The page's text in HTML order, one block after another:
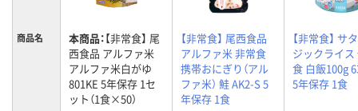
商品名 本商品：【非常食】 尾
西食品 アルファ米
アルファ米白がゆ
801KE 5年保存 1セ
ット（1食×50）
【非常食】 尾西食品
アルファ米 非常食
携帯おにぎり（アル
ファ米） 鮭 AK2-S 5
年保存 1食
【非常食】 サ
ジックライス
食 白飯100g
5年保存 1食